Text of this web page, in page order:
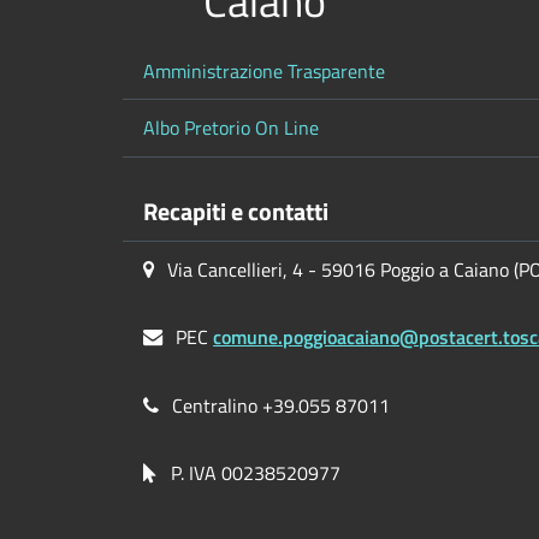
Amministrazione Trasparente
Albo Pretorio On Line
Recapiti e contatti
Via Cancellieri, 4 - 59016 Poggio a Caiano
PEC
Centralino +39.055 87011
P. IVA 00238520977